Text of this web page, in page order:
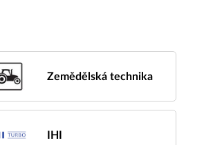
Zemědělská technika
IHI